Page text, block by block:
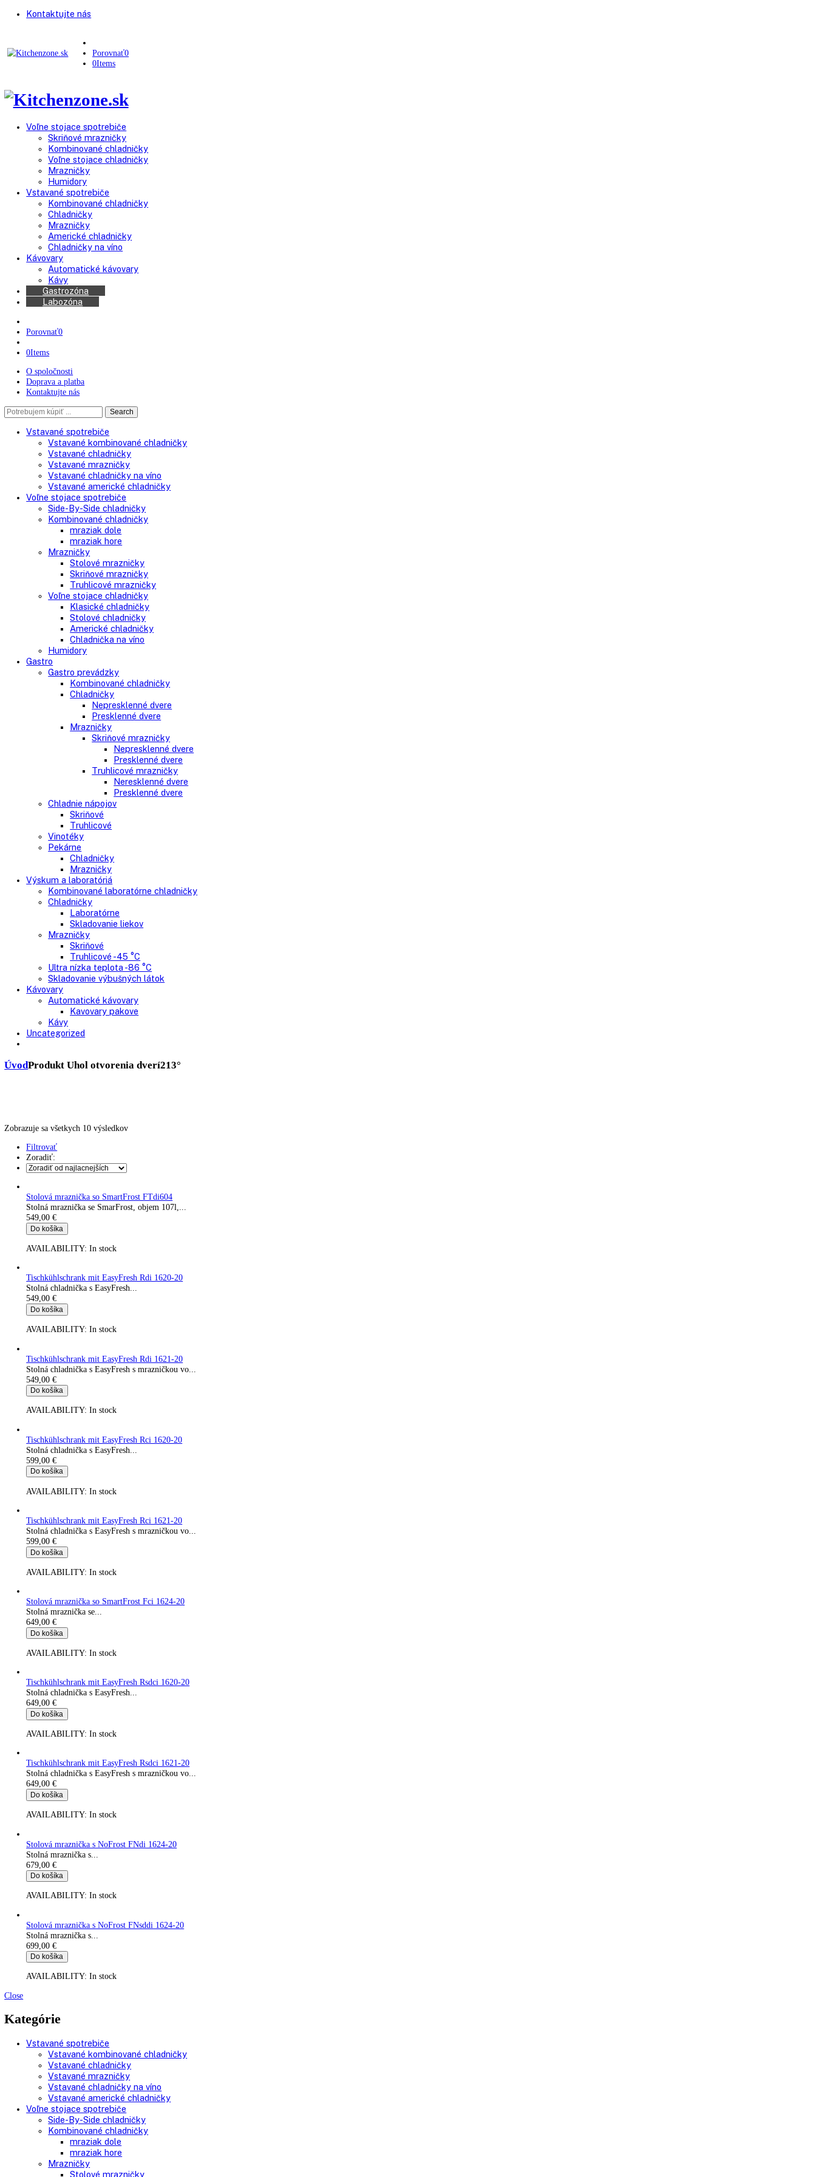
Kontaktujte nás
Porovnať
0Items
Voľne stojace spotrebiče
Skriňové mrazničky
Kombinované chladničky
Voľne stojace chladničky
Mrazničky
Humidory
Vstavané spotrebiče
Kombinované chladničky
Chladničky
Mrazničky
Americké chladničky
Chladničky na víno
Kávovary
Automatické kávovary
Labozóna
Porovnať0
0Items
O spoločnosti
Kontaktujte nás
Search
Vstavané spotrebiče
Vstavané kombinované chladničky
Vstavané chladničky
Vstavané mrazničky
Vstavané chladničky na víno
Vstavané americké chladničky
Voľne stojace spotrebiče
Side-By-Side chladničky
Kombinované chladničky
mraziak dole
mraziak hore
Mrazničky
Stolové mrazničky
Skriňové mrazničky
Truhlicové mrazničky
Klasické chladničky
Stolové chladničky
Americké chladničky
Chladnička na víno
Humidory
Gastro prevádzky
Kombinované chladničky
Chladničky
Nepresklenné dvere
Presklenné dvere
Mrazničky
Skriňové mrazničky
Truhlicové mrazničky
Chladnie nápojov
Skriňové
Truhlicové
Vinotéky
Pekárne
Chladničky
Mrazničky
Výskum a laboratóriá
Kombinované laboratórne chladničky
Chladničky
Laboratórne
Mrazničky
Truhlicové -45 °C
Kavovary pakove
Kávy
Uncategorized
Úvod
Zobrazuje sa všetkych 10 výsledkov
Filtrovať
Zoradiť:
Stolová mraznička so SmartFrost FTdi604
Do košíka
AVAILABILITY:
549,00€
Do košíka
AVAILABILITY:
Stolná chladnička s EasyFresh s mrazničkou vo...
549,00€
Do košíka
AVAILABILITY: In stock
Tischkühlschrank mit EasyFresh Rci 1620-20
Stolná chladnička s EasyFresh...
599,00
Do košíka
AVAILABILITY:In stock
Tischkühlschrank mit EasyFresh Rci 1621-20
Stolná chladnička s EasyFresh s mrazničkou vo...
599,00€
Stolová mraznička so SmartFrost Fci 1624-20
Stolná mraznička se...
649,00€
Do košíka
Tischkühlschrank mit EasyFresh Rsdci 1620-20
Stolná chladnička s EasyFresh...
649,00€
AVAILABILITY:In stock
Tischkühlschrank mit EasyFresh Rsdci 1621-20
Stolná chladnička s EasyFresh s mrazničkou vo...
649,00€
AVAILABILITY:
Stolová mraznička s NoFrost FNdi 1624-20
Stolná mraznička s...
679,00€
Do košíka
AVAILABILITY:In stock
Stolová mraznička s NoFrost FNsddi 1624-20
Stolná mraznička s...
699,00€
Do košíka